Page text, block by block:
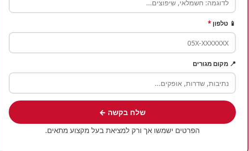
📱 טלפון *
📍 מקום מגורים
שלח בקשה ←
הפרטים ישמשו אך ורק למציאת בעל מקצוע מתאים.